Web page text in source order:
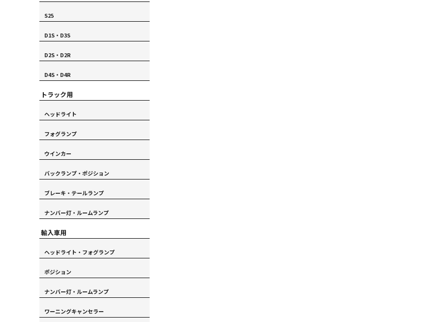
S25
D1S・D3S
D2S・D2R
D4S・D4R
トラック用
ヘッドライト
フォグランプ
ウインカー
バックランプ・ポジション
ブレーキ・テールランプ
ナンバー灯・ルームランプ
輸入車用
ヘッドライト・フォグランプ
ポジション
ナンバー灯・ルームランプ
ワーニングキャンセラー